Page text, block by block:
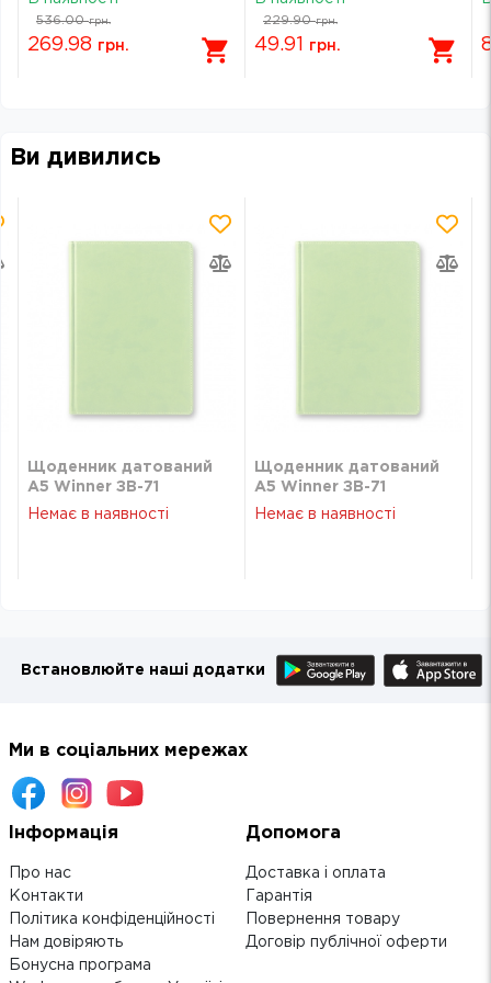
536.00 грн.
269.98 грн.
229.90 грн.
49.91 грн.
Ви дивились
Щоденник датований
А5 Winner ЗВ-71
фісташковий
Немає в наявності
Щоденник датований
А5 Winner ЗВ-71
фісташковий
Немає в наявності
Встановлюйте наші додатки
Ми в соціальних мережах
Інформація
Про нас
Контакти
Політика конфіденційності
Нам довіряють
Бонусна програма
Допомога
Доставка і оплата
Гарантія
Повернення товару
Договір публічної оферти